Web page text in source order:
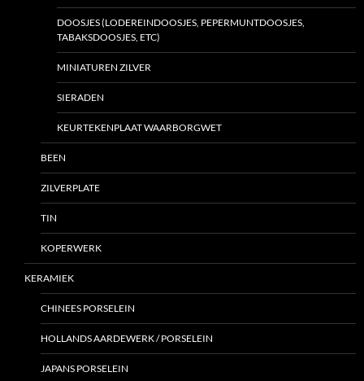
DOOSJES (LODEREINDOOSJES, PEPERMUNTDOOSJES,
TABAKSDOOSJES, ETC)
MINIATUREN ZILVER
SIERADEN
KEURTEKENPLAAT WAARBORGWET
BEEN
ZILVERPLATE
TIN
KOPERWERK
KERAMIEK
CHINEES PORSELEIN
HOLLANDS AARDEWERK / PORSELEIN
JAPANS PORSELEIN